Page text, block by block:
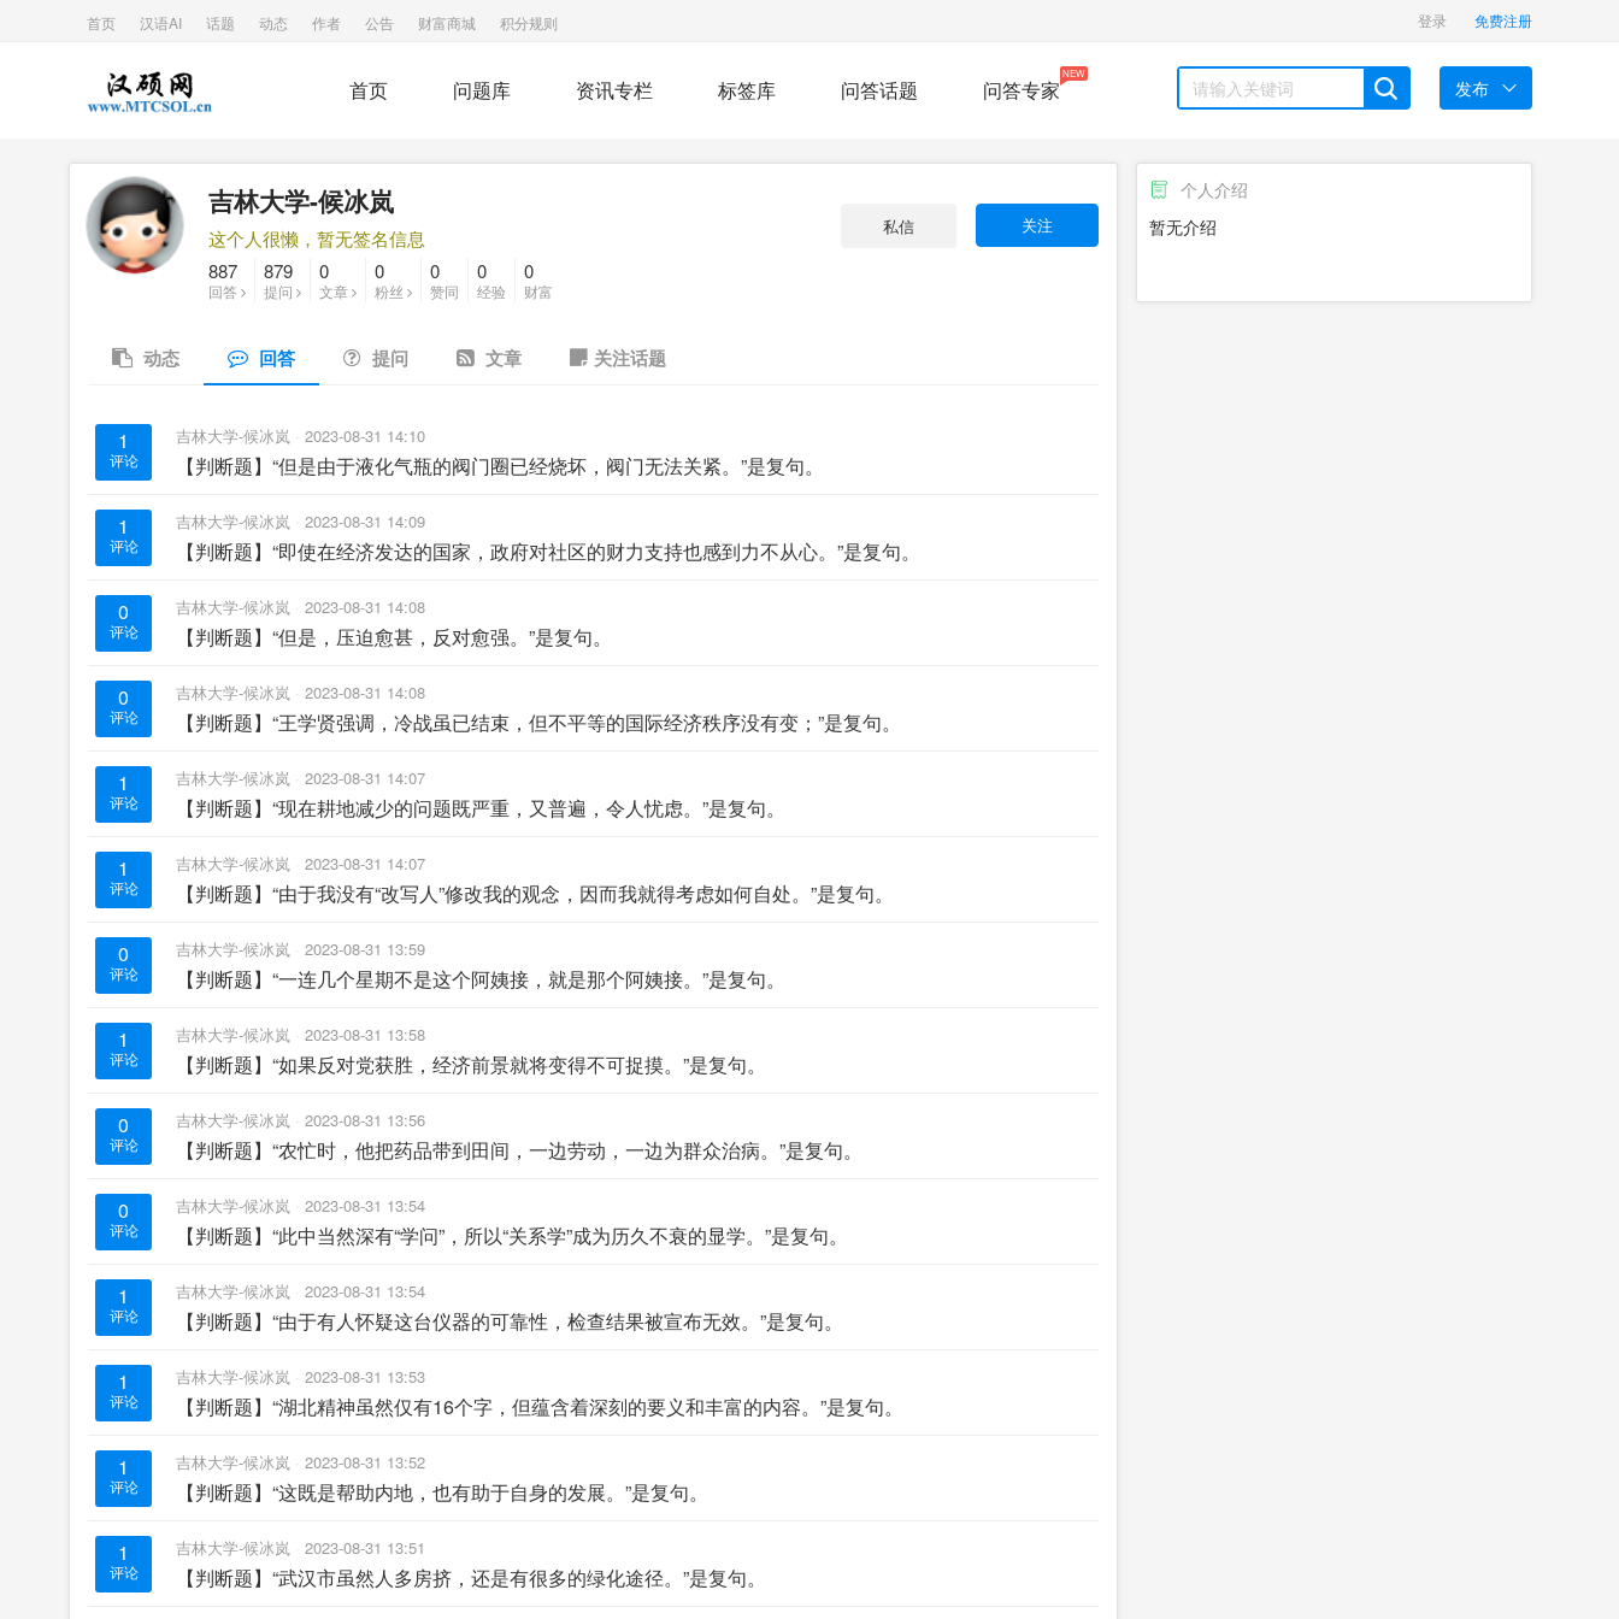
首页 汉语AI 话题 动态 作者 公告 财富商城 积分规则 登录 免费注册
首页 问题库 资讯专栏 标签库 问答话题 问答专家
NEW
发布
关注
私信
吉林大学-候冰岚
这个人很懒，暂无签名信息
887
回答
879
提问
0
文章
0
粉丝
0
赞同
0
经验
0
财富
动态 回答 提问 文章 关注话题
1
评论
吉林大学-候冰岚 2023-08-31 14:10
【判断题】“但是由于液化气瓶的阀门圈已经烧坏，阀门无法关紧。”是复句。
1
评论
吉林大学-候冰岚 2023-08-31 14:09
【判断题】“即使在经济发达的国家，政府对社区的财力支持也感到力不从心。”是复句。
0
评论
吉林大学-候冰岚 2023-08-31 14:08
【判断题】“但是，压迫愈甚，反对愈强。”是复句。
0
评论
吉林大学-候冰岚 2023-08-31 14:08
【判断题】“王学贤强调，冷战虽已结束，但不平等的国际经济秩序没有变；”是复句。
1
评论
吉林大学-候冰岚 2023-08-31 14:07
【判断题】“现在耕地减少的问题既严重，又普遍，令人忧虑。”是复句。
1
评论
吉林大学-候冰岚 2023-08-31 14:07
【判断题】“由于我没有“改写人”修改我的观念，因而我就得考虑如何自处。”是复句。
0
评论
吉林大学-候冰岚 2023-08-31 13:59
【判断题】“一连几个星期不是这个阿姨接，就是那个阿姨接。”是复句。
1
评论
吉林大学-候冰岚 2023-08-31 13:58
【判断题】“如果反对党获胜，经济前景就将变得不可捉摸。”是复句。
0
评论
吉林大学-候冰岚 2023-08-31 13:56
【判断题】“农忙时，他把药品带到田间，一边劳动，一边为群众治病。”是复句。
0
评论
吉林大学-候冰岚 2023-08-31 13:54
【判断题】“此中当然深有“学问”，所以“关系学”成为历久不衰的显学。”是复句。
1
评论
吉林大学-候冰岚 2023-08-31 13:54
【判断题】“由于有人怀疑这台仪器的可靠性，检查结果被宣布无效。”是复句。
1
评论
吉林大学-候冰岚 2023-08-31 13:53
【判断题】“湖北精神虽然仅有16个字，但蕴含着深刻的要义和丰富的内容。”是复句。
1
评论
吉林大学-候冰岚 2023-08-31 13:52
【判断题】“这既是帮助内地，也有助于自身的发展。”是复句。
1
评论
吉林大学-候冰岚 2023-08-31 13:51
【判断题】“武汉市虽然人多房挤，还是有很多的绿化途径。”是复句。
个人介绍
暂无介绍